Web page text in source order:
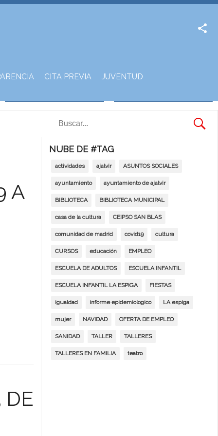
CITA PREVIA JUVENTUD
A
DE
NUBE DE #TAG
actividades ajalvir ASUNTOS SOCIALES
ayuntamiento ayuntamiento de ajalvir
BIBLIOTECA BIBLIOTECA MUNICIPAL
casa de la cultura CEIPSO SAN BLAS
comunidad de madrid covid19 cultura
CURSOS educación EMPLEO
ESCUELA DE ADULTOS ESCUELA INFANTIL
ESCUELA INFANTIL LA ESPIGA FIESTAS
igualdad informe epidemiologico LA espiga
mujer NAVIDAD OFERTA DE EMPLEO
SANIDAD TALLER TALLERES
TALLERES EN FAMILIA teatro